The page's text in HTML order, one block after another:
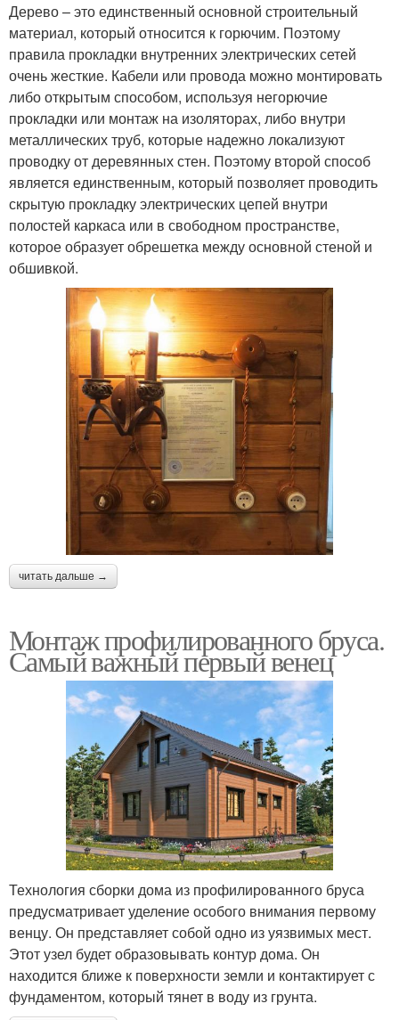
Дерево – это единственный основной строительный
материал, который относится к горючим. Поэтому
правила прокладки внутренних электрических сетей
очень жесткие. Кабели или провода можно монтировать
либо открытым способом, используя негорючие
прокладки или монтаж на изоляторах, либо внутри
металлических труб, которые надежно локализуют
проводку от деревянных стен. Поэтому второй способ
является единственным, который позволяет проводить
скрытую прокладку электрических цепей внутри
полостей каркаса или в свободном пространстве,
которое образует обрешетка между основной стеной и
обшивкой.
читать дальше →
Монтаж профилированного бруса.
Самый важный первый венец
Технология сборки дома из профилированного бруса
предусматривает уделение особого внимания первому
венцу. Он представляет собой одно из уязвимых мест.
Этот узел будет образовывать контур дома. Он
находится ближе к поверхности земли и контактирует с
фундаментом, который тянет в воду из грунта.